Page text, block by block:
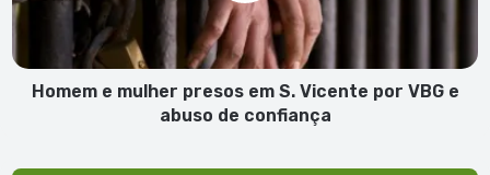
Vicente
VBG
Homem e mulher presos em S. Vicente por VBG e
abuso de confiança